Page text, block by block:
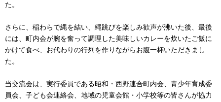
た。
さらに、稲わらで縄を結い、縄跳びを楽しみ歓声が沸いた後、最後
には、 町内会が腕を奮って調理した美味しいカレーを炊いたご飯に
かけて食べ、お代わりの行列を作りながらお腹一杯いただきまし
た。
当交流会は、実行委員である昭和・西野連合町内会、青少年育成委
員会、子ども会連絡会、地域の児童会館・小学校等の皆さんが協力